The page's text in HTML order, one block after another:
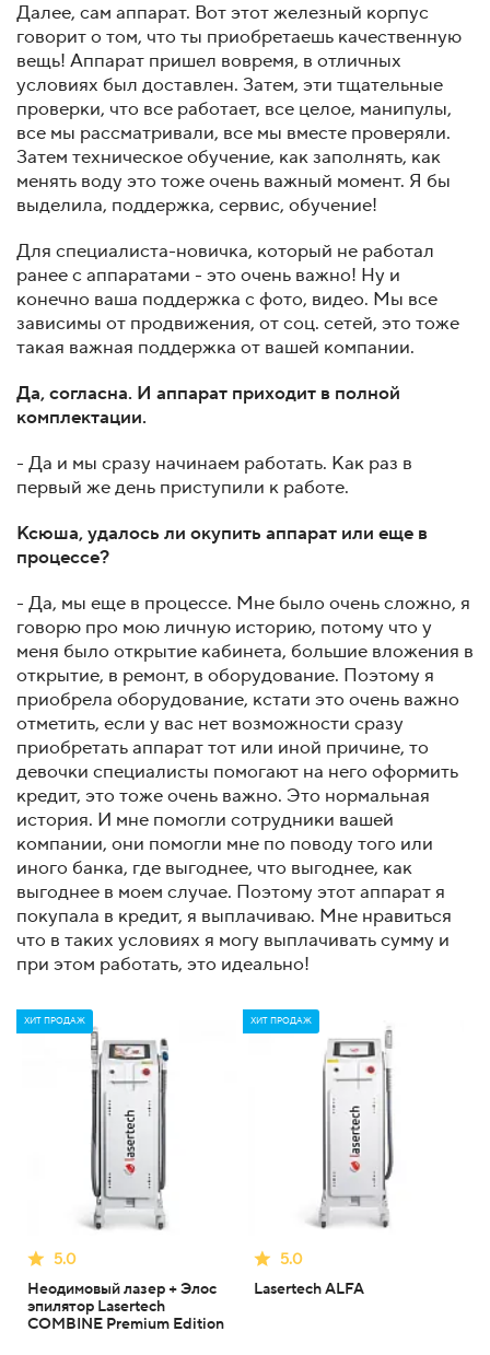
Далее, сам аппарат. Вот этот железный корпус
говорит о том, что ты приобретаешь качественную
вещь! Аппарат пришел вовремя, в отличных
условиях был доставлен. Затем, эти тщательные
проверки, что все работает, все целое, манипулы,
все мы рассматривали, все мы вместе проверяли.
Затем техническое обучение, как заполнять, как
менять воду это тоже очень важный момент. Я бы
выделила, поддержка, сервис, обучение!
Для специалиста-новичка, который не работал
ранее с аппаратами - это очень важно! Ну и
конечно ваша поддержка с фото, видео. Мы все
зависимы от продвижения, от соц. сетей, это тоже
такая важная поддержка от вашей компании.
Да, согласна. И аппарат приходит в полной
комплектации.
- Да и мы сразу начинаем работать. Как раз в
первый же день приступили к работе.
Ксюша, удалось ли окупить аппарат или еще в
процессе?
- Да, мы еще в процессе. Мне было очень сложно, я
говорю про мою личную историю, потому что у
меня было открытие кабинета, большие вложения в
открытие, в ремонт, в оборудование. Поэтому я
приобрела оборудование, кстати это очень важно
отметить, если у вас нет возможности сразу
приобретать аппарат тот или иной причине, то
девочки специалисты помогают на него оформить
кредит, это тоже очень важно. Это нормальная
история. И мне помогли сотрудники вашей
компании, они помогли мне по поводу того или
иного банка, где выгоднее, что выгоднее, как
выгоднее в моем случае. Поэтому этот аппарат я
покупала в кредит, я выплачиваю. Мне нравиться
что в таких условиях я могу выплачивать сумму и
при этом работать, это идеально!
ХИТ ПРОДАЖ
5.0
Неодимовый лазер + Элос
эпилятор Lasertech
COMBINE Premium Edition
ХИТ ПРОДАЖ
5.0
Lasertech ALFA